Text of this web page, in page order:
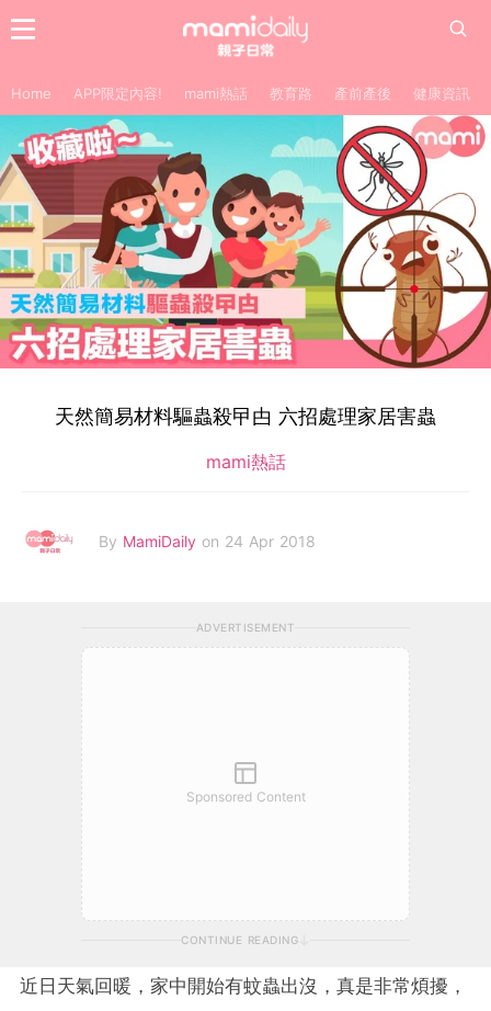
Home APP限定內容! mami熱話 教育路 產前產後 健康資訊
天然簡易材料驅蟲殺曱甴 六招處理家居害蟲
mami熱話
By MamiDaily on 24 Apr 2018
ADVERTISEMENT
Sponsored Content
CONTINUE READING
近日天氣回暖，家中開始有蚊蟲出沒，真是非常煩擾，